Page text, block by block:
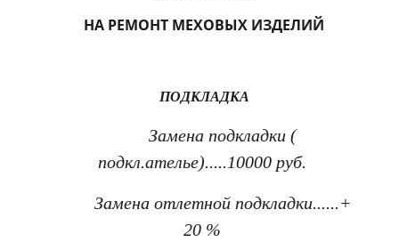
НА РЕМОНТ МЕХОВЫХ ИЗДЕЛИЙ
ПОДКЛАДКА
Замена подкладки (
подкл.ателье).....10000 руб.
Замена отлетной подкладки......+
20 %